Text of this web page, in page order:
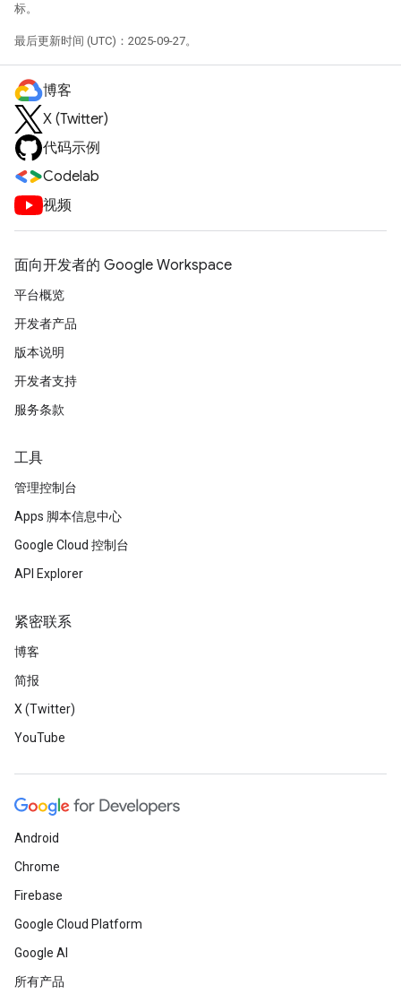
标。
最后更新时间 (UTC)：2025-09-27。
博客
X (Twitter)
代码示例
Codelab
视频
面向开发者的 Google Workspace
平台概览
开发者产品
版本说明
开发者支持
服务条款
工具
管理控制台
Apps 脚本信息中心
Google Cloud 控制台
API Explorer
紧密联系
博客
简报
X (Twitter)
YouTube
Android
Chrome
Firebase
Google Cloud Platform
Google AI
所有产品